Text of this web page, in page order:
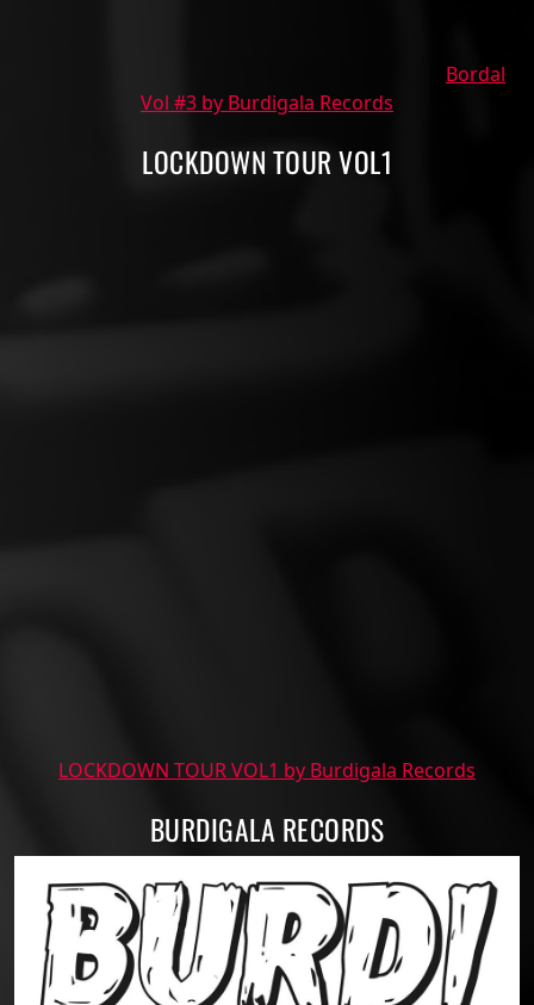
Bordal
Vol #3 by Burdigala Records
LOCKDOWN TOUR VOL1
LOCKDOWN TOUR VOL1 by Burdigala Records
BURDIGALA RECORDS